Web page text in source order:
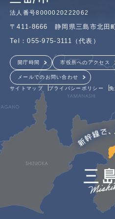
法人番号8000020222062
〒411-8666 静岡県三島市北田
Tel：055-975-3111（代表）
開庁時間 市役所へのアクセス
メールでのお問い合わせ
サイトマップ プライバシーポリシー